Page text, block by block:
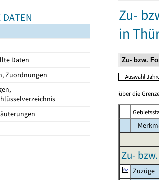
DATEN
Daten
Zuordnungen
Zu-
in
über die
Zu-
Zuzüge